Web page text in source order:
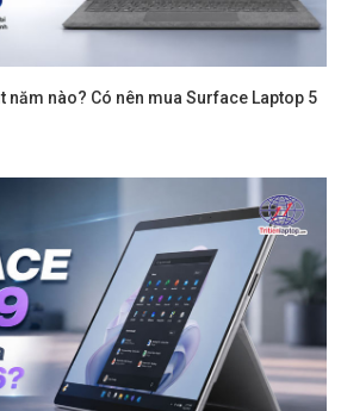
năm nào? Có nên mua Surface Laptop 5